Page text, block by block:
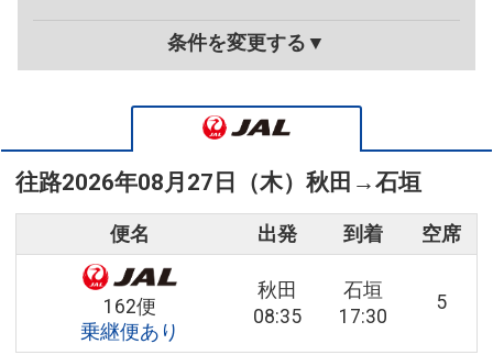
条件を変更する▼
往路2026年08月27日（木） 秋田 →石垣
便名 出発 到着 空席
162便
乗継便あり
秋田
08:35
石垣
17:30
5